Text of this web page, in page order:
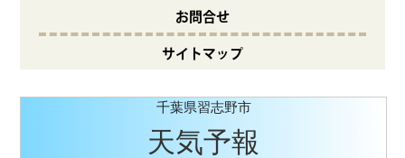
お問合せ
サイトマップ
千葉県習志野市
天気予報